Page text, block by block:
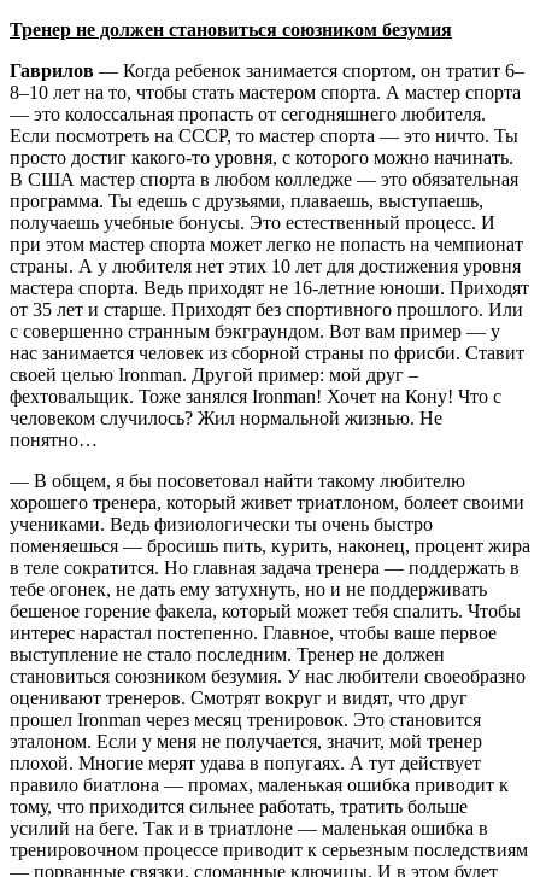
Тренер не должен становиться союзником безумия
Гаврилов — Когда ребенок занимается спортом, он тратит 6–
8–10 лет на то, чтобы стать мастером спорта. А мастер спорта
— это колоссальная пропасть от сегодняшнего любителя.
Если посмотреть на СССР, то мастер спорта — это ничто. Ты
просто достиг какого-то уровня, с которого можно начинать.
В США мастер спорта в любом колледже — это обязательная
программа. Ты едешь с друзьями, плаваешь, выступаешь,
получаешь учебные бонусы. Это естественный процесс. И
при этом мастер спорта может легко не попасть на чемпионат
страны. А у любителя нет этих 10 лет для достижения уровня
мастера спорта. Ведь приходят не 16-летние юноши. Приходят
от 35 лет и старше. Приходят без спортивного прошлого. Или
с совершенно странным бэкграундом. Вот вам пример — у
нас занимается человек из сборной страны по фрисби. Ставит
своей целью Ironman. Другой пример: мой друг –
фехтовальщик. Тоже занялся Ironman! Хочет на Кону! Что с
человеком случилось? Жил нормальной жизнью. Не
понятно…
— В общем, я бы посоветовал найти такому любителю
хорошего тренера, который живет триатлоном, болеет своими
учениками. Ведь физиологически ты очень быстро
поменяешься — бросишь пить, курить, наконец, процент жира
в теле сократится. Но главная задача тренера — поддержать в
тебе огонек, не дать ему затухнуть, но и не поддерживать
бешеное горение факела, который может тебя спалить. Чтобы
интерес нарастал постепенно. Главное, чтобы ваше первое
выступление не стало последним. Тренер не должен
становиться союзником безумия. У нас любители своеобразно
оценивают тренеров. Смотрят вокруг и видят, что друг
прошел Ironman через месяц тренировок. Это становится
эталоном. Если у меня не получается, значит, мой тренер
плохой. Многие мерят удава в попугаях. А тут действует
правило биатлона — промах, маленькая ошибка приводит к
тому, что приходится сильнее работать, тратить больше
усилий на беге. Так и в триатлоне — маленькая ошибка в
тренировочном процессе приводит к серьезным последствиям
— порванные связки, сломанные ключицы. И в этом будет